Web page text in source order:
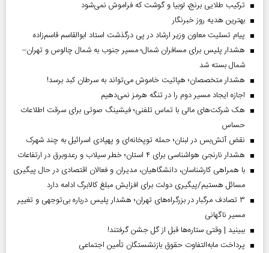
ترکیب طلایی برنج، لوبیا و گوشت که فراموش نمی‌شود
بهترین هدیه روز خبرنگار
پیام تسلیت معاون وزیر ارشاد در پی درگذشت استاد ابوالقاسم قاسم‌زاده
هشدار پلیس برای مسافران شمال؛ مسیر جنوب به شمال چالوس و تهران–
شمال بسته شد
هشدار متخصصان؛ هپاتیت خاموش می‌تواند به سرطان کبد برسد!
اجازه ایجاد مسیر دوم را در تنگه هرمز نمی‌دهیم
هک شرکت‌های مالی با تماس تلفنی؛ فیشینگ صوتی برای سرقت اطلاعات
حساس
نقض آتش‌بس در لبنان؛ حمله توپخانه‌ای و پهپادی اسرائیل به چند شهرک
هشدار نارنجی هواشناسی برای ۴ استان؛ خطر سیلاب و رعدوبرق در ارتفاعات
با همراهی کارشناسان، دانشگاهیان، مدیران و فعالان اقتصادی در حال پیگیری
مسائل هستیم/پیگیری دولت برای افزایش مبلغ کالابرگ ادامه دارد
۳ تصادف مرگبار در بزرگراه‌های تهران؛ هشدار پلیس درباره بی‌توجهی و تغییر
مسیر ناگهانی
ببینید | وقتی ستاره‌ها قبل از گل جشن گرفتند!
پرداخت مابه‌التفاوت حقوق بازنشستگان تأمین اجتماعی